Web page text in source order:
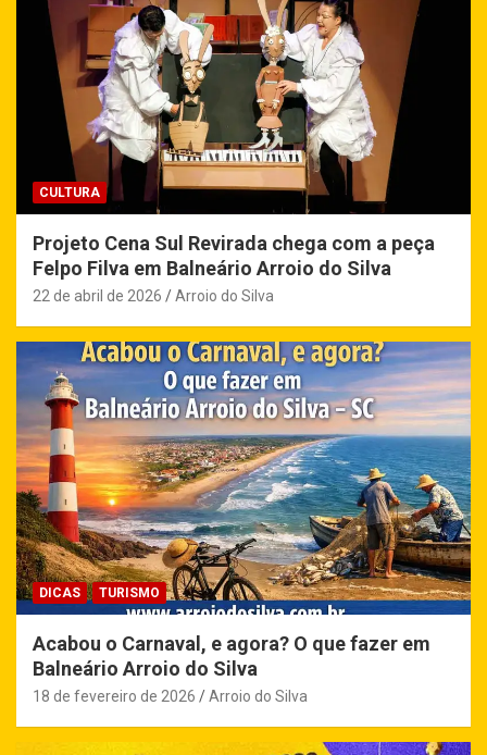
CULTURA
Projeto Cena Sul Revirada chega com a peça
Felpo Filva em Balneário Arroio do Silva
22 de abril de 2026 Arroio do Silva
DICAS TURISMO
Acabou o Carnaval, e agora? O que fazer em
Balneário Arroio do Silva
18 de fevereiro de 2026 Arroio do Silva